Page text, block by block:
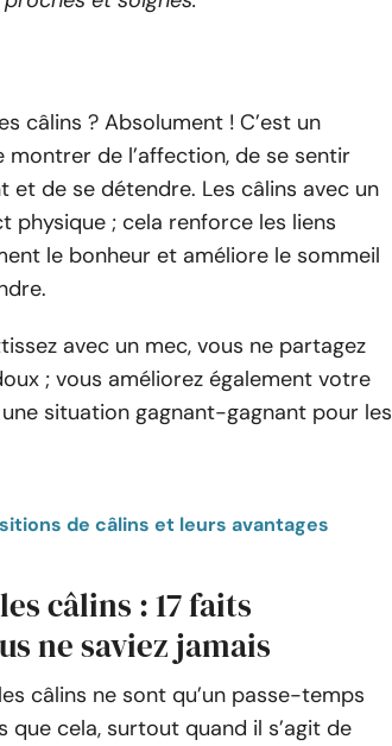
câlins ? Absolument ! C’est un
de l’affection, de se sentir
de se détendre. Les câlins avec un
; cela renforce les liens
le bonheur et améliore le sommeil
avec un mec, vous ne partagez
; vous améliorez également votre
situation gagnant-gagnant pour les
de câlins et leurs avantages
câlins : 17 faits
ne saviez jamais
câlins ne sont qu’un passe-temps
que cela, surtout quand il s’agit de